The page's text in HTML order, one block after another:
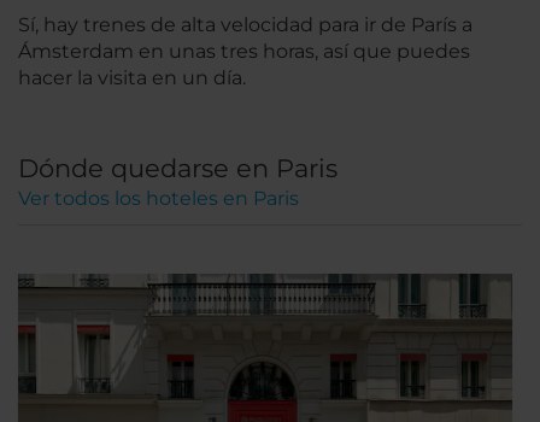
Sí, hay trenes de alta velocidad para ir de París a
Ámsterdam en unas tres horas, así que puedes
hacer la visita en un día.
Dónde quedarse en Paris
Ver todos los hoteles en Paris